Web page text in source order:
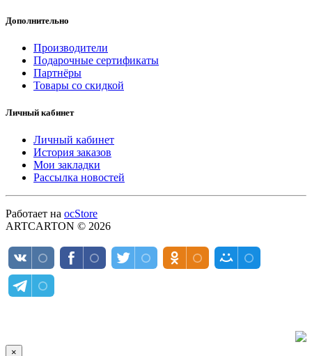
Дополнительно
Производители
Подарочные сертификаты
Партнёры
Товары со скидкой
Личный кабинет
Личный кабинет
История заказов
Мои закладки
Рассылка новостей
Работает на ocStore
ARTCARTON © 2026
×